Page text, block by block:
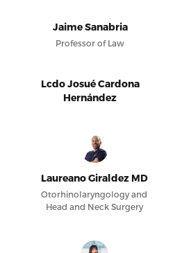
Jaime Sanabria
Professor of Law
Lcdo Josué Cardona
Hernández
Laureano Giraldez MD
Otorhinolaryngology and
Head and Neck Surgery